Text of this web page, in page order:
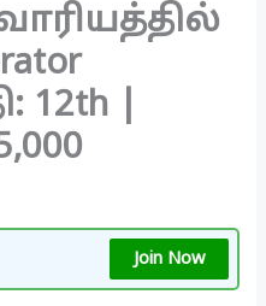
12th |
Join Now